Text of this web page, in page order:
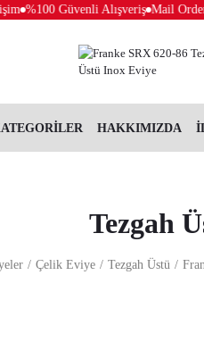
%100 Güvenli Alışveriş Mail Order
HAKKIMIZDA
Tezgah
Çelik Eviye Tezgah Üstü